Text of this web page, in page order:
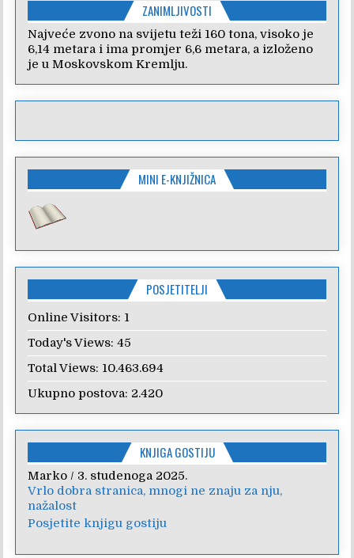
ZANIMLJIVOSTI
Najveće zvono na svijetu teži 160 tona, visoko je
6,14 metara i ima promjer 6,6 metara, a izloženo
je u Moskovskom Kremlju.
MINI E-KNJIŽNICA
POSJETITELJI
Online Visitors: 1
Today's Views:45
Total Views: 10.463.694
Ukupno postova: 2.420
KNJIGA GOSTIJU
Anica/7. veljače 2024.
Poštovanje, draga kolegice! Hvala Vam na
nesebičnom radu i promoviranju...
Posjetite knjigu gostiju